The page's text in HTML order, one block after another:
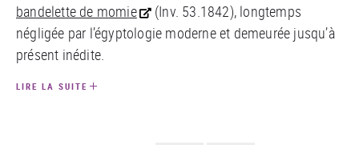
bandelette de momie
(Inv. 53.1842), longtemps
négligée par l’égyptologie moderne et demeurée jusqu’à
présent inédite.
LIRE LA SUITE